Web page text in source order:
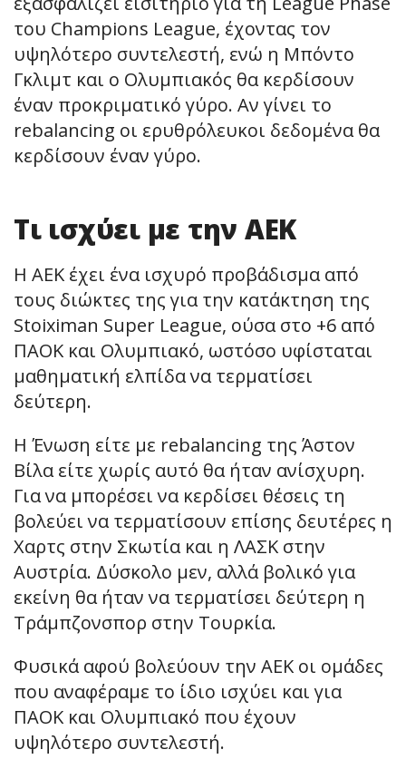
του Champions League, έχοντας τον
υψηλότερο συντελεστή, ενώ η Μπόντο
Γκλιμτ και ο Ολυμπιακός θα κερδίσουν
έναν προκριματικό γύρο. Αν γίνει το
rebalancing οι ερυθρόλευκοι δεδομένα θα
κερδίσουν έναν γύρο.
Τι ισχύει με την ΑΕΚ
Η ΑΕΚ έχει ένα ισχυρό προβάδισμα από
τους διώκτες της για την κατάκτηση της
Stoiximan Super League, ούσα στο +6 από
ΠΑΟΚ και Ολυμπιακό, ωστόσο υφίσταται
μαθηματική ελπίδα να τερματίσει
δεύτερη.
Η Ένωση είτε με rebalancing της Άστον
Βίλα είτε χωρίς αυτό θα ήταν ανίσχυρη.
Για να μπορέσει να κερδίσει θέσεις τη
βολεύει να τερματίσουν επίσης δευτέρες η
Χαρτς στην Σκωτία και η ΛΑΣΚ στην
Αυστρία. Δύσκολο μεν, αλλά βολικό για
εκείνη θα ήταν να τερματίσει δεύτερη η
Τράμπζονσπορ στην Τουρκία.
Φυσικά αφού βολεύουν την ΑΕΚ οι ομάδες
που αναφέραμε το ίδιο ισχύει και για
ΠΑΟΚ και Ολυμπιακό που έχουν
υψηλότερο συντελεστή.